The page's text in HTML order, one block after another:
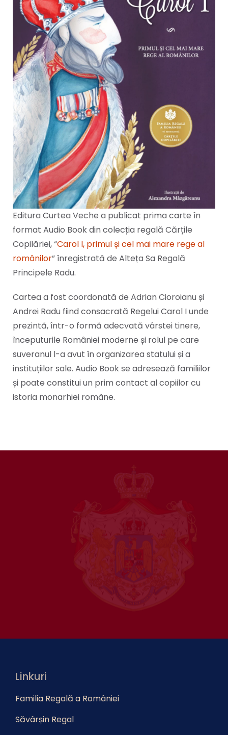
Editura Curtea Veche a publicat prima carte în
format Audio Book din colecția regală Cărțile
Copilăriei, “Carol I, primul și cel mai mare rege al
românilor” înregistrată de Alteța Sa Regală
Principele Radu.
Cartea a fost coordonată de Adrian Cioroianu și
Andrei Radu fiind consacrată Regelui Carol I unde
prezintă, într-o formă adecvată vârstei tinere,
începuturile României moderne și rolul pe care
suveranul l-a avut în organizarea statului și a
instituțiilor sale. Audio Book se adresează familiilor
și poate constitui un prim contact al copiilor cu
istoria monarhiei române.
Linkuri
Familia Regală a României
Săvârșin Regal